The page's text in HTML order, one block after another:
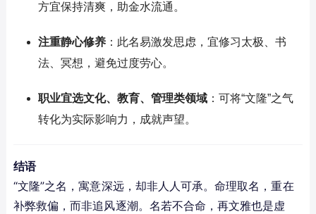
方宜保持清爽，助金水流通。
注重静心修养：此名易激发思虑，宜修习太极、书
法、冥想，避免过度劳心。
职业宜选文化、教育、管理类领域：可将“文隆”之气
转化为实际影响力，成就声望。
结语
“文隆”之名，寓意深远，却非人人可承。命理取名，重在
补弊救偏，而非追风逐潮。名若不合命，再文雅也是虚